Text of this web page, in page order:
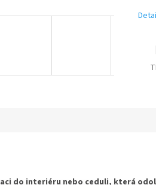
do interiéru nebo ceduli, která